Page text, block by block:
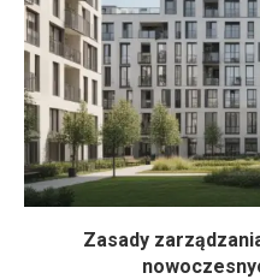
Zasady